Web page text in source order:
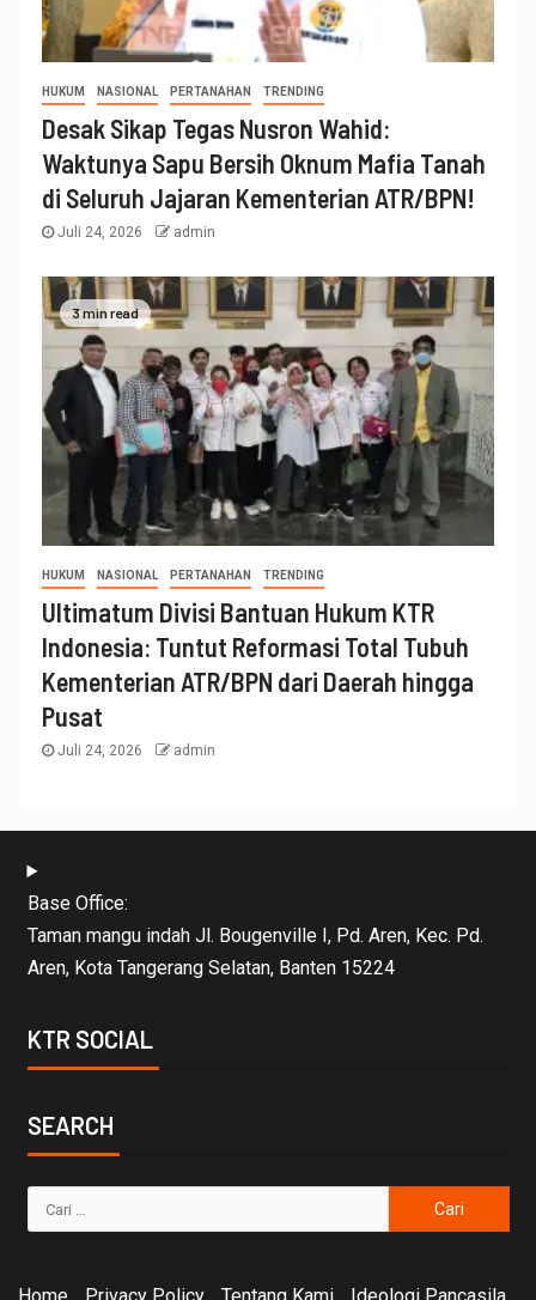
HUKUM NASIONAL PERTANAHAN TRENDING
Desak Sikap Tegas Nusron Wahid:
Waktunya Sapu Bersih Oknum Mafia Tanah
di Seluruh Jajaran Kementerian ATR/BPN!
Juli 24, 2026 admin
3 min read
HUKUM NASIONAL PERTANAHAN TRENDING
Ultimatum Divisi Bantuan Hukum KTR
Indonesia: Tuntut Reformasi Total Tubuh
Kementerian ATR/BPN dari Daerah hingga
Pusat
Juli 24, 2026 admin
Base Office:
Taman mangu indah Jl. Bougenville I, Pd. Aren, Kec. Pd.
Aren, Kota Tangerang Selatan, Banten 15224
KTR SOCIAL
SEARCH